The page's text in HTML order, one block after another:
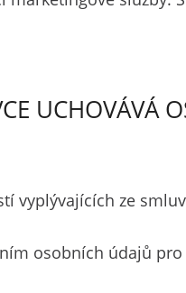
UCHOVÁVÁ
vyplývajících ze
osobních údajů